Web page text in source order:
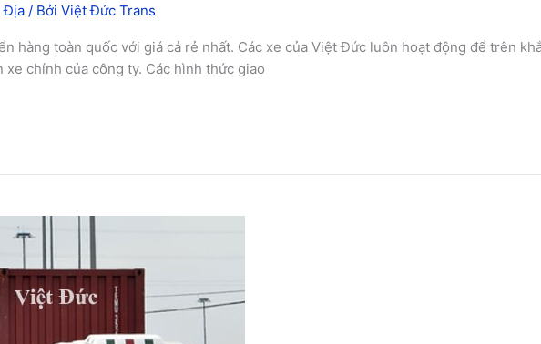
Địa / Bởi Việt Đức Trans
hàng toàn quốc với giá cả rẻ nhất. Các xe của Việt Đức luôn hoạt động để trên
chính của công ty. Các hình thức giao